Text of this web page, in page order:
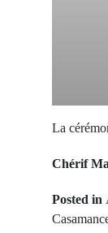
La
Chérif
Posted in